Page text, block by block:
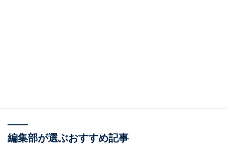
見立てた、この地ゆかりの肥後藩御用船をモチーフにし
た大型コンビネーション遊具が設置されており、子ども
編集部が選ぶおすすめ記事